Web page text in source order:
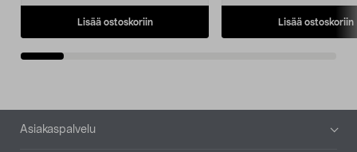
Lisää ostoskoriin Lisää ostoskoriin
Alatunniste
Asiakaspalvelu